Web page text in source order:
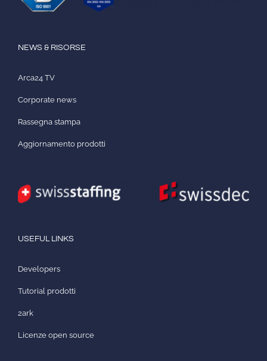
NEWS & RISORSE
Arca24 TV
Corporate news
Rassegna stampa
Aggiornamento prodotti
USEFUL LINKS
Developers
Tutorial prodotti
2ark
Licenze open source